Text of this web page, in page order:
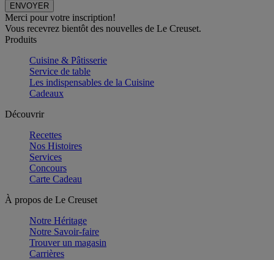
Merci pour votre inscription!
Vous recevrez bientôt des nouvelles de Le Creuset.
Produits
Cuisine & Pâtisserie
Service de table
Les indispensables de la Cuisine
Cadeaux
Découvrir
Recettes
Nos Histoires
Services
Concours
Carte Cadeau
À propos de Le Creuset
Notre Héritage
Notre Savoir-faire
Trouver un magasin
Carrières